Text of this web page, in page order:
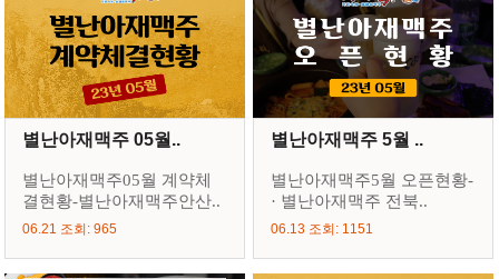
별난아재맥주 05월..
별난아재맥주05월 계약체
결현황-별난아재맥주안산..
06.21 조회: 965
별난아재맥주 5월 ..
별난아재맥주5월 오픈현황-
· 별난아재맥주 전북..
06.13 조회: 1151